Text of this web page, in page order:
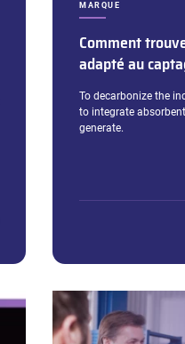
Comment
adapté au
MARQUE
Extrait :
To decarbonize the
to integrate
generate.